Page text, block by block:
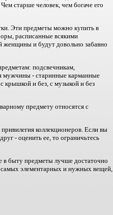
старше человек, чем богаче его
Эти предметы можно купить в
расписанные всякими
женщины и будут довольно забавно
подсвечникам,
мужчины - старинные карманные
крышкой и без, с музыкой и без
предмету относятся с
коллекционеров. Если вы
- оценить ее, то ограничьтесь
в быту предметы лучше достаточно
самых элементарных и нужных вещей,